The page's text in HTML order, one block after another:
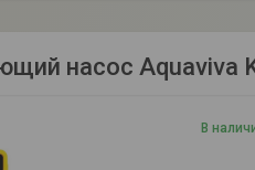
насос Aquaviva
В